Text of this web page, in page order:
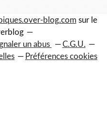
blog.com sur le
un abus
C.G.U.
Préférences cookies